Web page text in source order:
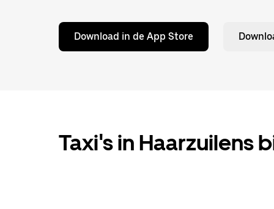
Download in de App Store
Taxi's in Haarzuilens